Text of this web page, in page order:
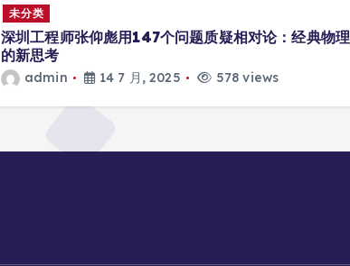
未分类
深圳工程师张仰彪用147个问题质疑相对论：经典物理
的新思考
admin 14 7 月, 2025 578 views